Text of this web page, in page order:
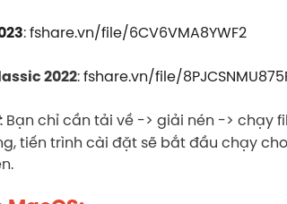
:fshare.vn/file/6CV6VMA8YWF2
2022:fshare.vn/file/
: Bạn chỉ cần tải về -> giải nén -> chạy
tiến trình cài đặt sẽ bắt đầu chạy